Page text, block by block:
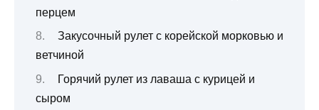
перцем
Закусочный рулет с корейской морковью и
ветчиной
Горячий рулет из лаваша с курицей и
сыром